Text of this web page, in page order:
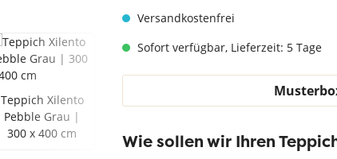
Teppich TaupeVersandkostenfrei
Sofort verfügbar, Lieferzeit: 5 Tage
Wie sollen wir Ihren
Teppich Xilento
Pebble Grau |
300 x 400 cm
Mix | 300 x 400
cm
Pebble Twist
Cream | 300 x